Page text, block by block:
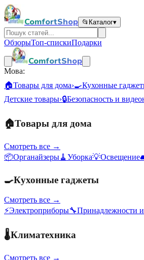
ComfortShop 📂 Каталог▾
ОбзорыТоп-спискиПодарки
ComfortShop
Мова:
🏠Товары для дома›🍳Кухонные
Детские товары›🔒Безопасность и
🏠Товары для дома
Смотреть все →
📦Органайзеры🧹 Уборка💡Освещение
🍳Кухонные гаджеты
Смотреть все →
⚡Электроприборы🔧Принадлежности и
🌡️Климатехника
Смотреть все →